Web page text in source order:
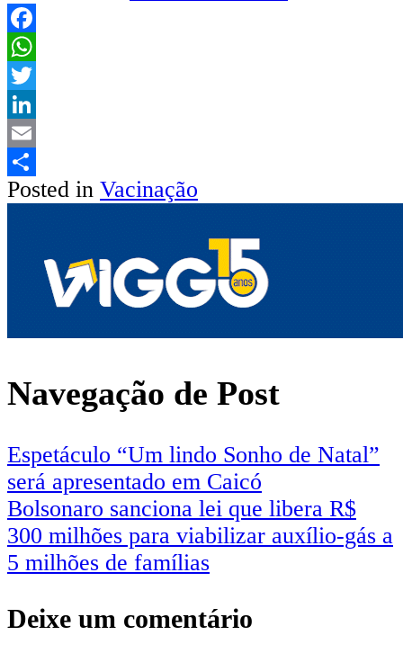
Facebook
WhatsApp
Twitter
LinkedIn
Email
Share
Posted in Vacinação
Navegação de Post
Espetáculo “Um lindo Sonho de Natal”
será apresentado em Caicó
Bolsonaro sanciona lei que libera R$
300 milhões para viabilizar auxílio-gás a
5 milhões de famílias
Deixe um comentário